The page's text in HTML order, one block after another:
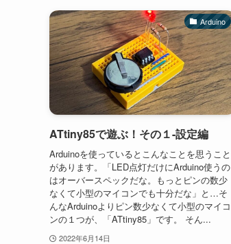
Arduino
ATtiny85で遊ぶ！その１-設定編
Arduinoを使っているとこんなことを思うこと
があります。「LED点灯だけにArduino使うの
はオーバースペックだな。もっとピンの数少
なくて小型のマイコンでも十分だな」と…そ
んなArduinoよりピン数少なくて小型のマイコ
ンの１つが、「ATtiny85」です。 そん...
2022年6月14日